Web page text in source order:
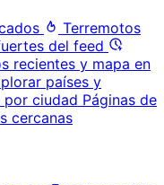
Terremotos
del feed
recientes y mapa en
países y
por ciudad Páginas de
cercanas